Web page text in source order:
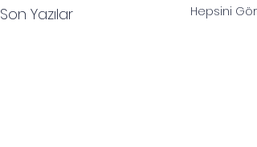
Son Yazılar Hepsini Gör